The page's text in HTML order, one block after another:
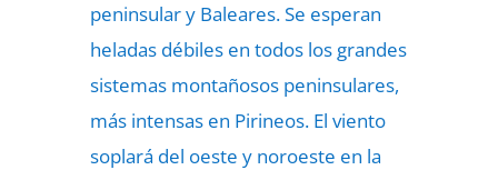
peninsular y Baleares. Se esperan
heladas débiles en todos los grandes
sistemas montañosos peninsulares,
más intensas en Pirineos. El viento
soplará del oeste y noroeste en la